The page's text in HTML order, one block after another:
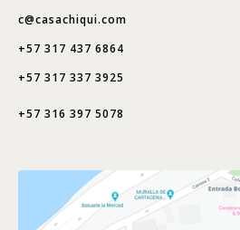
c@casachiqui.com
+57 317 437 6864
+57 317 337 3925
+57 316 397 5078